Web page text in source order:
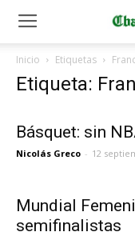
Inicio Etiquetas
Etiqueta:
Básquet: sin
Nicolás Greco - 12
Mundial
semifinalistas